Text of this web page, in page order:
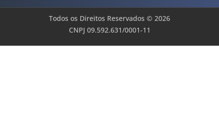
Todos os Direitos Reservados © 2026
CNPJ 09.592.631/0001-11